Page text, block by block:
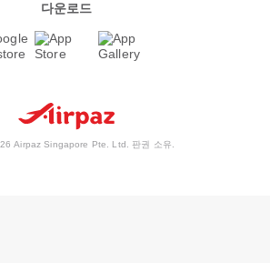
다운로드
Airpaz Singapore Pte. Ltd. 판권 소유.